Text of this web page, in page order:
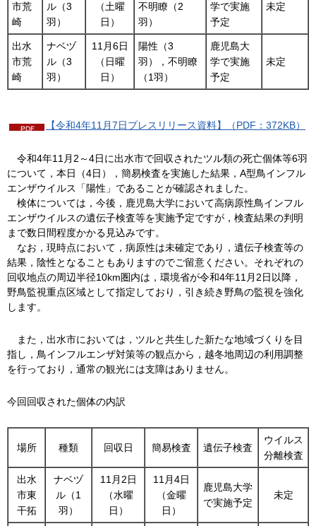
市荒
崎
ル（3
羽）
（土曜
日）
不明瞭（2
羽）
学で実施
予定
未定
出水
市荒
崎
ナベヅ
ル（3
羽）
11月6日
（日曜
日）
陽性（3
羽），不明瞭
（1羽）
鹿児島大
学で実施
予定
未定
【令和4年11月7日プレスリリース資料】（PDF：372KB）
令和4年11月2～4日に出水市で回収されたツル類の死亡個体等6羽
について，本日（4日），簡易検査を実施した結果，A型鳥インフル
エンザウイルス「陽性」であることが確認されました。
検体については，今後，鹿児島大学において高病原性鳥インフル
エンザウイルスの遺伝子検査等を実施予定ですが，検査結果の判明
まで数日間程度かかる見込みです。
なお，現時点において，病原性は未確定であり，遺伝子検査等の
結果，陰性となることもありますのでご留意ください。それぞれの
回収地点の周辺半径10km圏内は，環境省が令和4年11月2日以降，
野鳥監視重点区域として指定しており，引き続き野鳥の監視を強化
します。
ま た，出水市においては，ツルと共生した新たな地域づくりを目
指し，鳥インフルエンザ対策等の観点から，越冬地周辺の利用調整
を行っており，通常の観光には支障はありません。
今回回収された個体の内訳
場所 種類 回収日 簡易検査 遺伝子検査
ウイルス
分離検査
出水
市東
干拓
ナベヅ
ル（1
羽）
11月2日
（水曜
日）
11月4日
（金曜
日）
鹿児島大学
で実施予定
未定